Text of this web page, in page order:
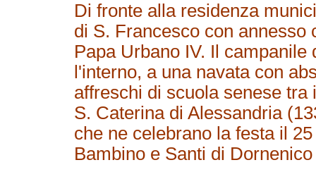
Di fronte alla residenza
di S. Francesco con annesso
Papa Urbano IV. Il
l'interno, a una navata con
affreschi di scuola senese
S. Caterina di Alessandria
che ne celebrano la festa il
Bambino e Santi di